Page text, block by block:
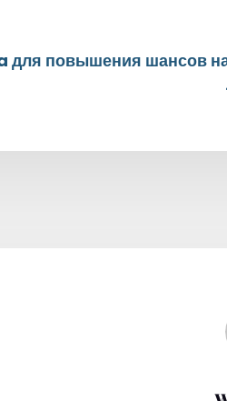
для повышения шансов